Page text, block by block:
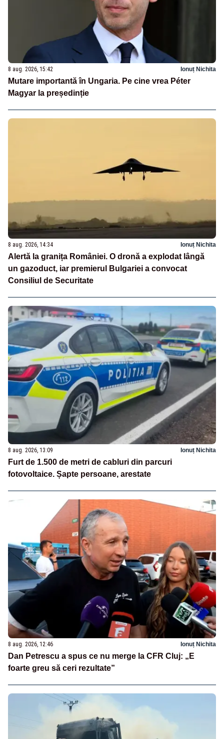
8 aug. 2026, 15:42 Ionuț Nichita
Mutare importantă în Ungaria. Pe cine vrea Péter
Magyar la președinție
8 aug. 2026, 14:34 Ionuț Nichita
Alertă la granița României. O dronă a explodat lângă
un gazoduct, iar premierul Bulgariei a convocat
Consiliul de Securitate
8 aug. 2026, 13:09 Ionuț Nichita
Furt de 1.500 de metri de cabluri din parcuri
fotovoltaice. Șapte persoane, arestate
8 aug. 2026, 12:46 Ionuț Nichita
Dan Petrescu a spus ce nu merge la CFR Cluj: „E
foarte greu să ceri rezultate”